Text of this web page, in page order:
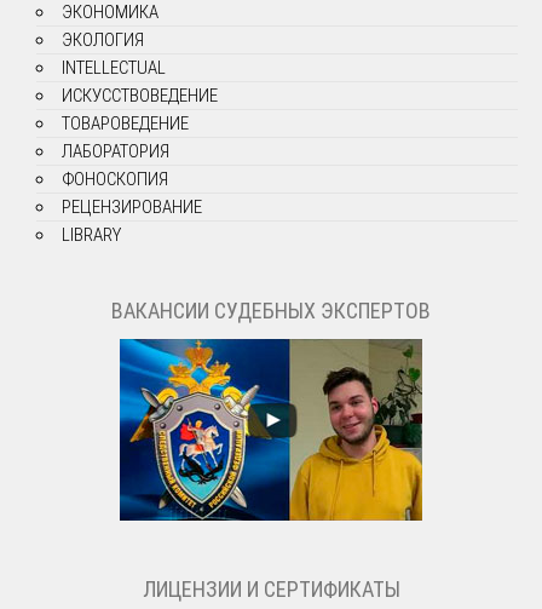
ЭКОНОМИКА
ЭКОЛОГИЯ
INTELLECTUAL
ИСКУССТВОВЕДЕНИЕ
ТОВАРОВЕДЕНИЕ
ЛАБОРАТОРИЯ
ФОНОСКОПИЯ
РЕЦЕНЗИРОВАНИЕ
LIBRARY
ВАКАНСИИ СУДЕБНЫХ ЭКСПЕРТОВ
ЛИЦЕНЗИИ И СЕРТИФИКАТЫ